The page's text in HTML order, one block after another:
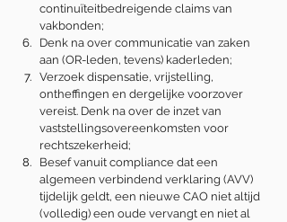
continuïteitbedreigende claims van
vakbonden;
Denk na over communicatie van zaken
aan (OR-leden, tevens) kaderleden;
Verzoek dispensatie, vrijstelling,
ontheffingen en dergelijke voorzover
vereist. Denk na over de inzet van
vaststellingsovereenkomsten voor
rechtszekerheid;
Besef vanuit compliance dat een
algemeen verbindend verklaring (AVV)
tijdelijk geldt, een nieuwe CAO niet altijd
(volledig) een oude vervangt en niet al